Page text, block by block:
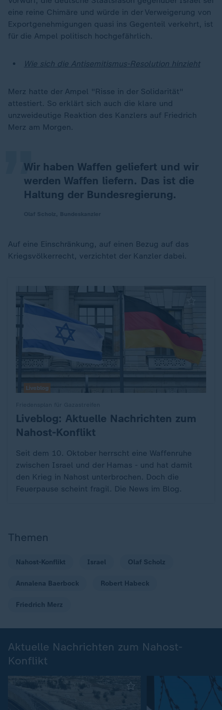
eine reine Chimäre und würde in der Verweigerung von
Exportgenehmigungen quasi ins Gegenteil verkehrt, ist
für die Ampel politisch hochgefährlich.
Wie sich die Antisemitismus-Resolution hinzieht
Merz hatte der Ampel "Risse in der Solidarität"
attestiert. So erklärt sich auch die klare und
unzweideutige Reaktion des Kanzlers auf Friedrich
Merz am Morgen.
Wir haben Waffen geliefert und wir
werden Waffen liefern. Das ist die
Haltung der Bundesregierung.
„
Auf eine Einschränkung, auf einen Bezug auf das
Kriegsvölkerrecht, verzichtet der Kanzler dabei.
:Liveblog: Aktuelle Nachrichten zum
Nahost-Konflikt
Seit dem 10. Oktober herrscht eine Waffenruhe
zwischen Israel und der Hamas - und hat damit
den Krieg in Nahost unterbrochen. Doch die
Feuerpause scheint fragil. Die News im Blog.
Liveblog
Themen
Nahost-Konflikt Israel Olaf Scholz
Annalena Baerbock Robert Habeck
Friedrich Merz
Aktuelle Nachrichten zum Nahost-
Konflikt